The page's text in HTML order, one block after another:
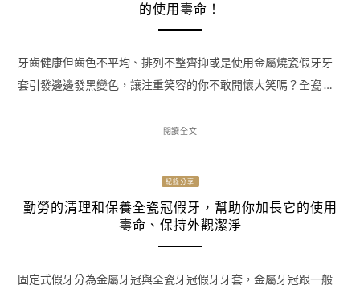
的使用壽命！
牙齒健康但齒色不平均、排列不整齊抑或是使用金屬燒瓷假牙牙
套引發邊邊發黑變色，讓注重笑容的你不敢開懷大笑嗎？全瓷 …
閱讀全文
紀錄分享
勤勞的清理和保養全瓷冠假牙，幫助你加長它的使用
壽命、保持外觀潔淨
固定式假牙分為金屬牙冠與全瓷牙冠假牙牙套，金屬牙冠跟一般